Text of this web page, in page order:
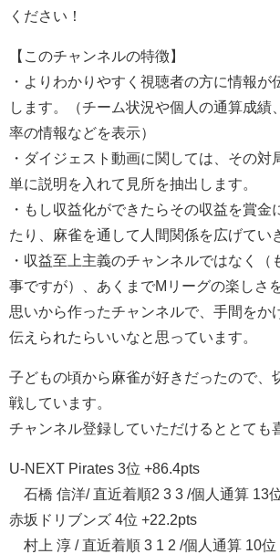
ください！
【このチャンネルの特徴】
・よりわかりやすく視聴者の方に情報が
します。（チーム状況や個人の通算成績
率の情報などを表示）
・ダイジェスト動画に関しては、その対
単に説明を入れて見所を抽出します。
・もし収益化ができたらその収益を賞金
たり、麻雀を通して人間関係を広げてい
・収益至上主義のチャンネルではなく（
事ですが）、あくまでMリーグの楽しさ
思いから作ったチャンネルで、手間をか
伝えられたらいいなと思っています。
子どもの頃から麻雀が好きだったので、
戦しています。
チャンネル登録していただけるととても
U-NEXT Pirates 3位 +86.4pts
石橋 信洋/ 直近着順2 3 3 /個人通算 13
赤坂ドリブンズ 4位 +22.2pts
村上 淳 / 直近着順 3 1 2 /個人通算 10位